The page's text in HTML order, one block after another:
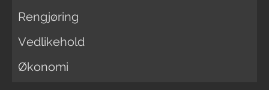
Rengjøring
Vedlikehold
Økonomi